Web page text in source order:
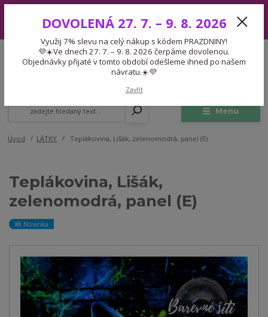
7. – 9. 8. 2026 čerpáme dovolenou. Objednávky přijaté v tomto období
odešleme ihned po našem návratu.☀️💜
Menu
CZK
Expedice 775 866 913
Po-Čt 9-15:30 Pá 9-14:30 Pauza 13-13:45
Úvod LÁTKY Teplákovina, Lišák, zelenomodrá, panel (E)
Teplákovina, Lišák,
zelenomodrá, panel (E)
🆕 Novinka
DOVOLENÁ 27. 7. – 9. 8. 2026
Využij 7% slevu na celý nákup s kódem PRAZDNINY!
💜☀️Ve dnech 27. 7. – 9. 8. 2026 čerpáme dovolenou.
Objednávky přijaté v tomto období odešleme ihned po našem
návratu.☀️💜
Zavřít